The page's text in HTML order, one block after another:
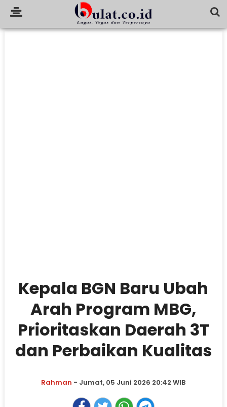
Kepala BGN Baru Ubah
Arah Program MBG,
Prioritaskan Daerah 3T
dan Perbaikan Kualitas
Rahman - Jumat, 05 Juni 2026 20:42 WIB